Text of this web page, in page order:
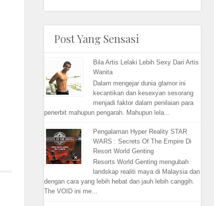
Post Yang Sensasi
Bila Artis Lelaki Lebih Sexy Dari Artis
Wanita
Dalam mengejar dunia glamor ini
kecantikan dan kesexyan sesorang
menjadi faktor dalam penilaian para
penerbit mahupun pengarah. Mahupun lela...
Pengalaman Hyper Reality STAR
WARS : Secrets Of The Empire Di
Resort World Genting
Resorts World Genting mengubah
landskap realiti maya di Malaysia dan
dengan cara yang lebih hebat dan jauh lebih canggih.
The VOID ini me...